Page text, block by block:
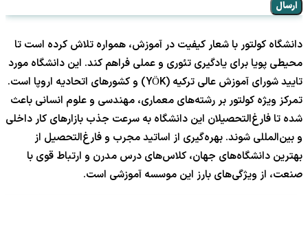
ارسال
دانشگاه کولتور با شعار کیفیت در آموزش، همواره تلاش کرده است تا
محیطی پویا برای یادگیری تئوری و عملی فراهم کند. این دانشگاه مورد
تایید شورای آموزش عالی ترکیه (YÖK) و کشورهای اتحادیه اروپا است.
تمرکز ویژه کولتور بر رشته‌های معماری، مهندسی و علوم انسانی باعث
شده تا فارغ‌التحصیلان این دانشگاه به سرعت جذب بازارهای کار داخلی
و بین‌المللی شوند. بهره‌گیری از اساتید مجرب و فارغ‌التحصیل از
بهترین دانشگاه‌های جهان، کلاس‌های درس مدرن و ارتباط قوی با
صنعت، از ویژگی‌های بارز این موسسه آموزشی است.